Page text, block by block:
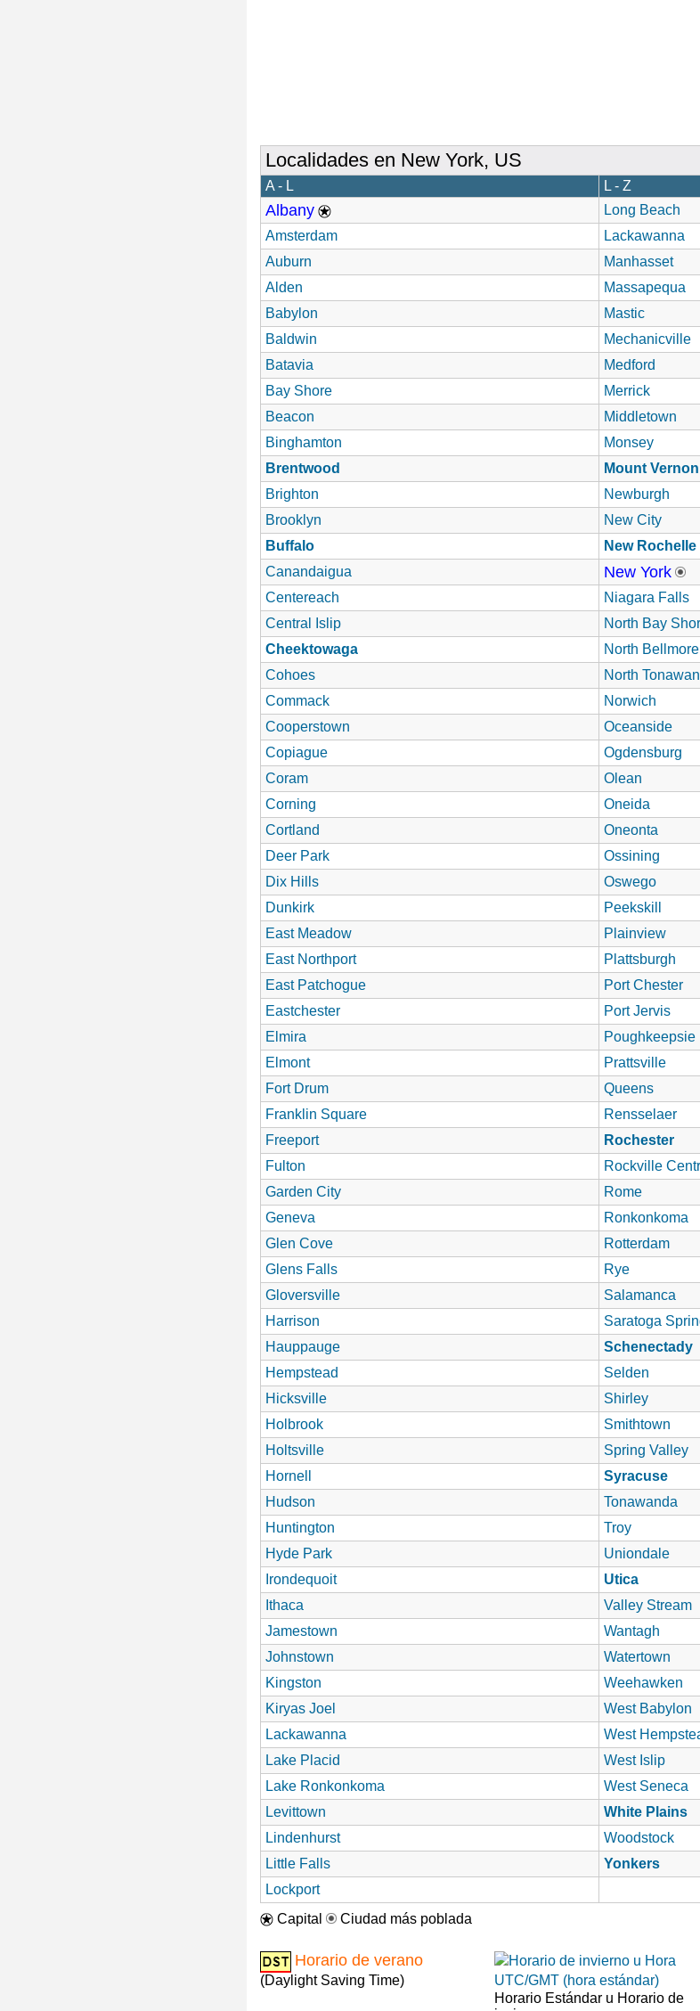
Localidades en New York, US
A - L L - Z
Albany
Long Beach
Amsterdam
Lackawanna
Auburn
Manhasset
Alden
Massapequa
Babylon
Mastic
Baldwin
Mechanicville
Batavia
Medford
Bay Shore
Merrick
Beacon
Middletown
Binghamton
Monsey
Brentwood
Mount Vernon
Brighton
Newburgh
Brooklyn
New City
Buffalo
New Rochelle
Canandaigua
New York
Centereach
Niagara Falls
Central Islip
North Bay
Cheektowaga
North Bellmore
Cohoes
North
Commack
Norwich
Cooperstown
Oceanside
Copiague
Ogdensburg
Coram
Olean
Corning
Oneida
Cortland
Oneonta
Deer Park
Ossining
Dix Hills
Oswego
Dunkirk
Peekskill
East Meadow
Plainview
East Northport
Plattsburgh
East Patchogue
Port Chester
Eastchester
Port Jervis
Elmira
Poughkeepsie
Elmont
Prattsville
Fort Drum
Queens
Franklin Square
Rensselaer
Freeport
Rochester
Fulton
Rockville
Garden City
Rome
Geneva
Ronkonkoma
Glen Cove
Rotterdam
Glens Falls
Rye
Gloversville
Salamanca
Harrison
Saratoga
Hauppauge
Schenectady
Hempstead
Selden
Hicksville
Shirley
Holbrook
Smithtown
Holtsville
Spring Valley
Hornell
Syracuse
Hudson
Tonawanda
Huntington
Troy
Hyde Park
Uniondale
Irondequoit
Utica
Ithaca
Valley Stream
Jamestown
Wantagh
Johnstown
Watertown
Kingston
Weehawken
Kiryas Joel
West Babylon
Lackawanna
West
Lake Placid
West Islip
Lake Ronkonkoma
West Seneca
Levittown
White Plains
Lindenhurst
Woodstock
Little Falls
Yonkers
Lockport
Capital
Ciudad más poblada
Horario de verano
(Daylight Saving Time)
Horario Estándar u Horario de